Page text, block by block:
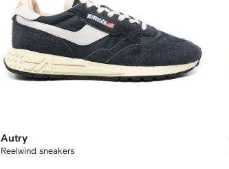
Autry
Reelwind sneakers